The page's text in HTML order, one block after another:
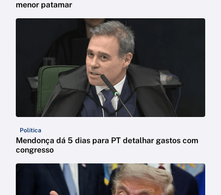
menor patamar
Política
Mendonça dá 5 dias para PT detalhar gastos com
congresso